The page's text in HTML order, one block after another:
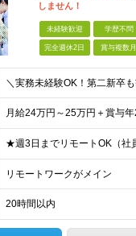
しません！
未経験歓迎 学歴不問
完全週休2日 賞与複数月
リモートワークがメイン
20時間以内